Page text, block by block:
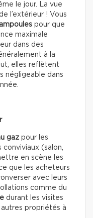
le jour. La vue
l’extérieur ! Vous
pour que
maximale
dans des
à la
elles reflètent
négligeable dans
gaz pour les
conviviaux (salon,
en scène les
que les acheteurs
avec leurs
comme du
durant les visites
propriétés à